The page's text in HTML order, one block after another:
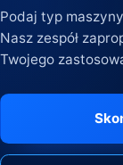
Podaj typ
Nasz zespół
Twojego